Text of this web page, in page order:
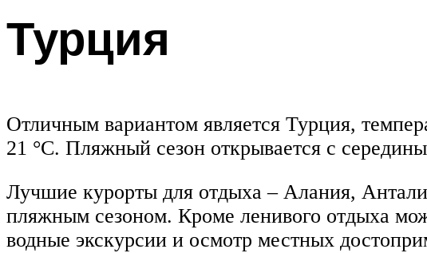
Турция
Отличным вариантом является Турция,
21 °C. Пляжный сезон открывается с
Лучшие курорты для отдыха – Алания,
пляжным сезоном. Кроме ленивого отдыха
водные экскурсии и осмотр местных